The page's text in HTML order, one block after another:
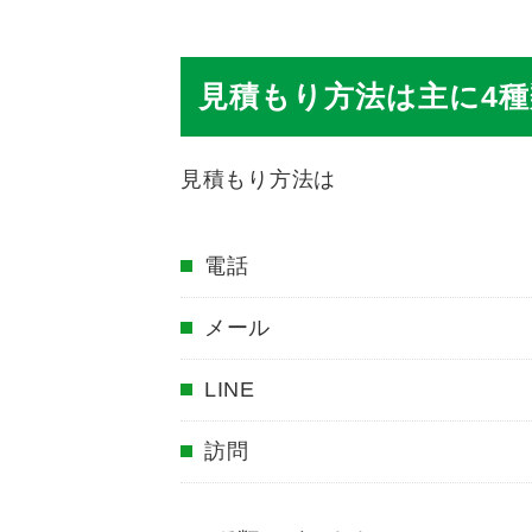
見積もり方法は主に4
見積もり方法は
電話
メール
LINE
訪問